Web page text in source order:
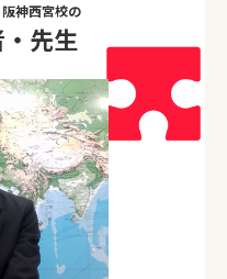
神西宮校の
先生